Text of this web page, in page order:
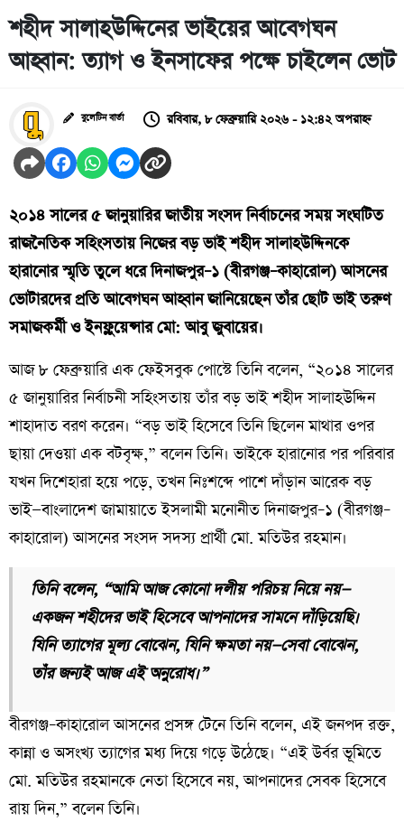
শহীদ সালাহউদ্দিনের ভাইয়ের আবেগঘন
আহ্বান: ত্যাগ ও ইনসাফের পক্ষে চাইলেন ভোট
বুলেটিন বার্তা রবিবার, ৮ ফেব্রুয়ারি ২০২৬ - ১২:৪২ অপরাহ্ন
২০১৪ সালের ৫ জানুয়ারির জাতীয় সংসদ নির্বাচনের সময় সংঘটিত
রাজনৈতিক সহিংসতায় নিজের বড় ভাই শহীদ সালাহউদ্দিনকে
হারানোর স্মৃতি তুলে ধরে দিনাজপুর–১ (বীরগঞ্জ–কাহারোল) আসনের
ভোটারদের প্রতি আবেগঘন আহ্বান জানিয়েছেন তাঁর ছোট ভাই তরুণ
সমাজকর্মী ও ইনফ্লুয়েন্সার মো: আবু জুবায়ের।
আজ ৮ ফেব্রুয়ারি এক ফেইসবুক পোস্টে তিনি বলেন, “২০১৪ সালের
৫ জানুয়ারির নির্বাচনী সহিংসতায় তাঁর বড় ভাই শহীদ সালাহউদ্দিন
শাহাদাত বরণ করেন। “বড় ভাই হিসেবে তিনি ছিলেন মাথার ওপর
ছায়া দেওয়া এক বটবৃক্ষ,” বলেন তিনি। ভাইকে হারানোর পর পরিবার
যখন দিশেহারা হয়ে পড়ে, তখন নিঃশব্দে পাশে দাঁড়ান আরেক বড়
ভাই—বাংলাদেশ জামায়াতে ইসলামী মনোনীত দিনাজপুর–১ (বীরগঞ্জ–
কাহারোল) আসনের সংসদ সদস্য প্রার্থী মো. মতিউর রহমান।
তিনি বলেন, “আমি আজ কোনো দলীয় পরিচয় নিয়ে নয়—
একজন শহীদের ভাই হিসেবে আপনাদের সামনে দাঁড়িয়েছি।
যিনি ত্যাগের মূল্য বোঝেন, যিনি ক্ষমতা নয়—সেবা বোঝেন,
তাঁর জন্যই আজ এই অনুরোধ।”
বীরগঞ্জ–কাহারোল আসনের প্রসঙ্গ টেনে তিনি বলেন, এই জনপদ রক্ত,
কান্না ও অসংখ্য ত্যাগের মধ্য দিয়ে গড়ে উঠেছে। “এই উর্বর ভূমিতে
মো. মতিউর রহমানকে নেতা হিসেবে নয়, আপনাদের সেবক হিসেবে
রায় দিন,” বলেন তিনি।